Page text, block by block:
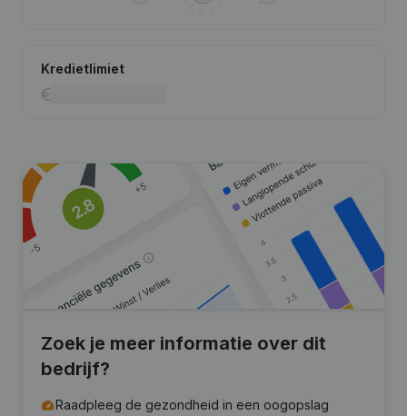
Kredietlimiet
Zoek je meer informatie over dit
bedrijf?
Raadpleeg de gezondheid in een oogopslag